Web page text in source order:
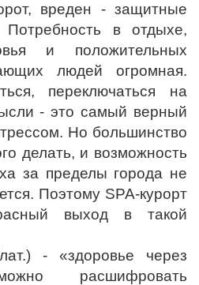
вреден - защитные
в отдыхе,
и положительных
людей огромная.
переключаться на
- это самый верный
Но большинство
делать, и возможность
за пределы города не
Поэтому SPA-курорт
выход в такой
- «здоровье через
расшифровать